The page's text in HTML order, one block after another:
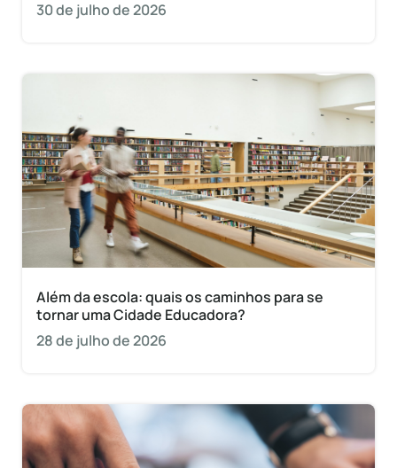
30 de julho de 2026
Além da escola: quais os caminhos para se
tornar uma Cidade Educadora?
28 de julho de 2026